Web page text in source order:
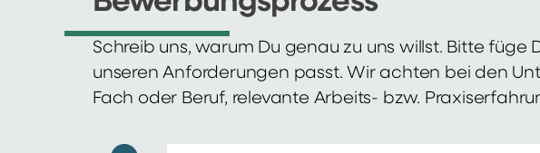
Schreib uns, warum Du genau zu uns willst. Bitte
unseren Anforderungen passt. Wir achten bei den
Fach oder Beruf, relevante Arbeits- bzw.